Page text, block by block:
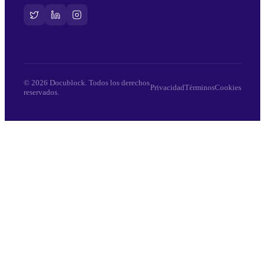
© 2026 Docublock. Todos los derechos
reservados.
PrivacidadTérminosCookies